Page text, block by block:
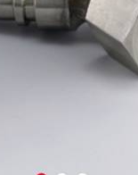
3D-model